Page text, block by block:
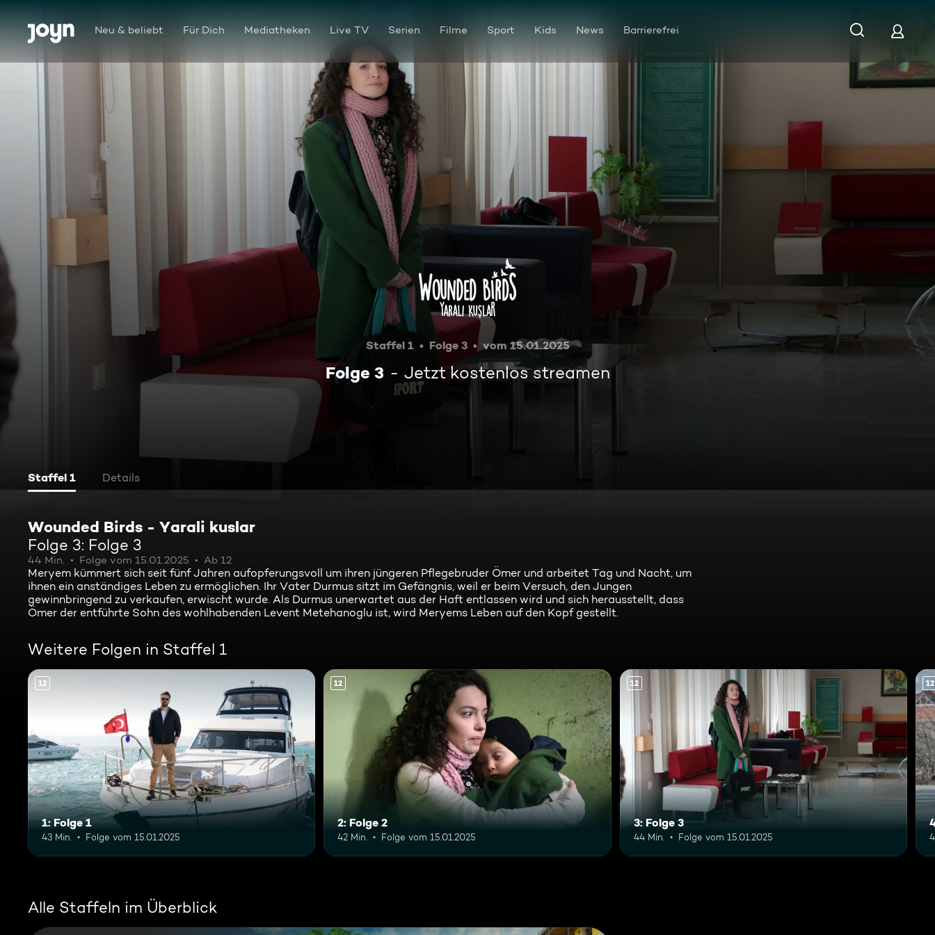
Zum Inhalt springen
Barrierefrei Neu & beliebt Für Dich Mediatheken Live TV Serien Filme Sport Kids News Barrierefrei
Folge 3
Staffel 1 Folge 3 vom 15.01.2025
Folge 3 Jetzt kostenlos streamen
Staffel 1 Details
Wounded Birds - Yarali kuslar
Folge 3: Folge 3
44 Min. Folge vom 15.01.2025 Ab 12
Meryem kümmert sich seit fünf Jahren aufopferungsvoll um ihren jüngeren Pflegebruder Ömer und arbeitet Tag und Nacht, um
ihnen ein anständiges Leben zu ermöglichen. Ihr Vater Durmus sitzt im Gefängnis, weil er beim Versuch, den Jungen
gewinnbringend zu verkaufen, erwischt wurde. Als Durmus unerwartet aus der Haft entlassen wird und sich herausstellt, dass
Ömer der entführte Sohn des wohlhabenden Levent Metehanoglu ist, wird Meryems Leben auf den Kopf gestellt.
Weitere Folgen in Staffel 1
12
1: Folge 1
43 Min. Folge vom 15.01.2025
12
2: Folge 2
42 Min. Folge vom 15.01.2025
12
3: Folge 3
44 Min. Folge vom 15.01.2025
12
Alle Staffeln im Überblick